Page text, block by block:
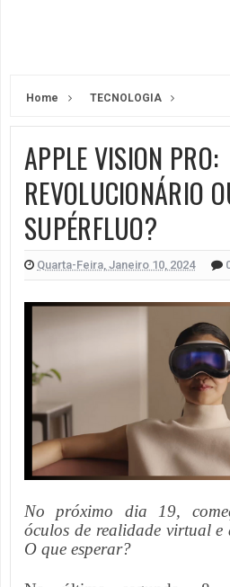
Home TECNOLOGIA
APPLE VISION PRO:
REVOLUCIONÁRIO
SUPÉRFLUO?
Quarta-Feira, Janeiro 10, 2024
No próximo dia 19,
óculos de realidade virtual e
O que esperar?